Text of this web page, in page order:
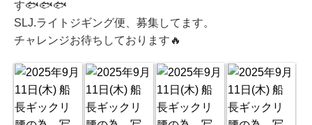
す🐟🐟🐟
SLJ.ライトジギング便、募集してます。
チャレンジお待ちしております🔥